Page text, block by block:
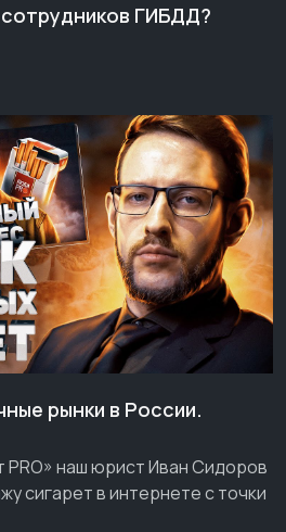
ГИБДД?
рынки в России.
PRO» наш юрист Иван Сидоров
сигарет в интернете с точки